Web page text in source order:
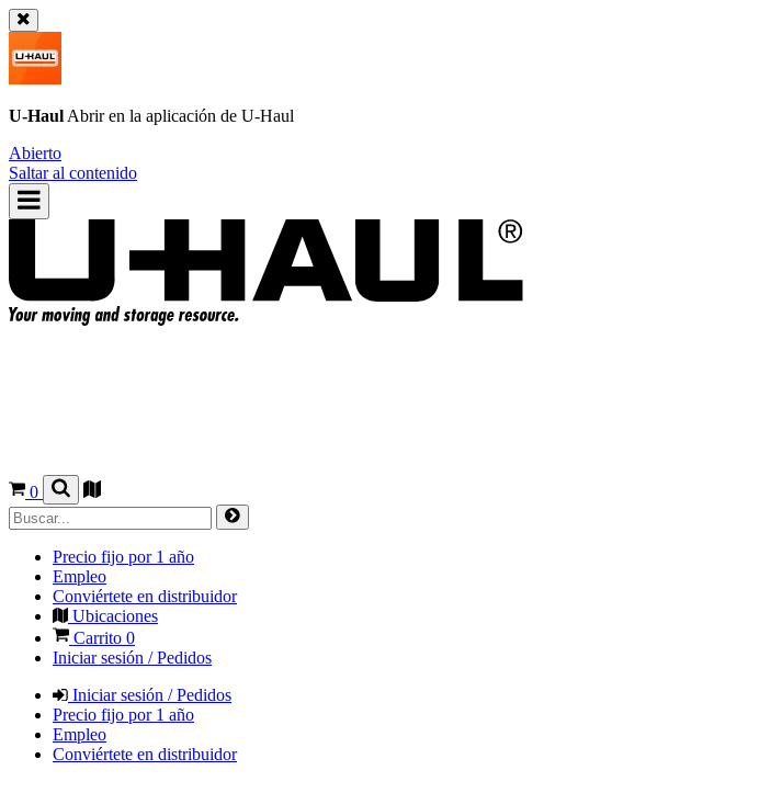
U-Haul Abrir en la aplicación de U-Haul
Abierto
Saltar al contenido
0
Precio fijo por 1 año
Empleo
Conviértete en distribuidor
Ubicaciones
Carrito 0
Iniciar sesión / Pedidos
Iniciar sesión / Pedidos
Precio fijo por 1 año
Empleo
Conviértete en distribuidor